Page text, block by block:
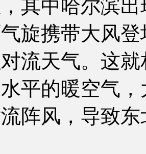
其中哈尔滨
旋携带大风
流天气。这
平的暖空气
阵风，导致